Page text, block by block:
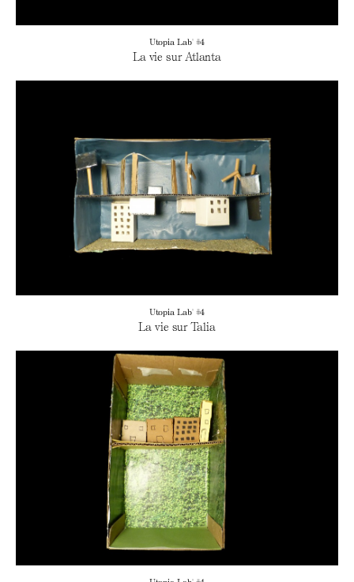
Utopia Lab' #4
La vie sur Atlanta
Utopia Lab' #4
La vie sur Talia